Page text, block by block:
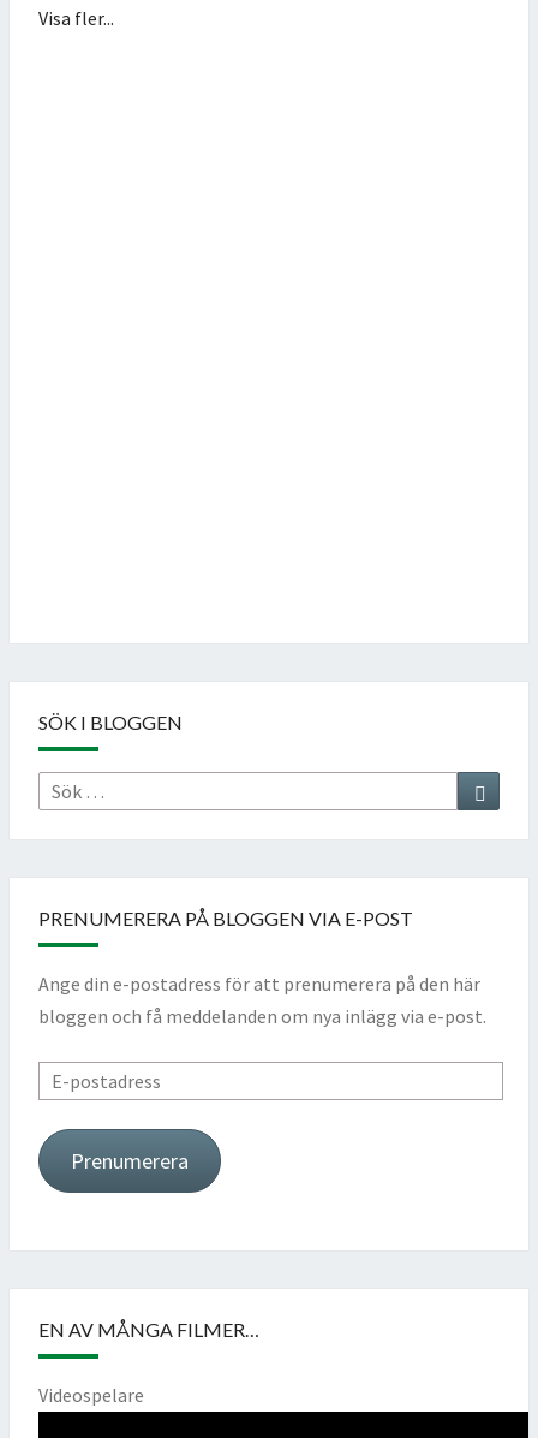
Visa fler...
SÖK I BLOGGEN
Sök
efter:
Sök
PRENUMERERA PÅ BLOGGEN VIA E-POST
Ange din e-postadress för att prenumerera på den här
bloggen och få meddelanden om nya inlägg via e-post.
E-
postadress
Prenumerera
EN AV MÅNGA FILMER…
Videospelare